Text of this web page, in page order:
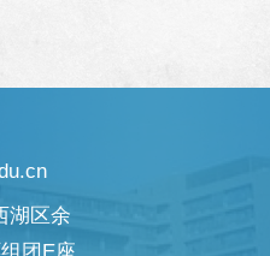
湖区余